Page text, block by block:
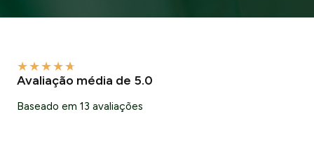
★★★★★
Avaliação média de 5.0
Baseado em 13 avaliações